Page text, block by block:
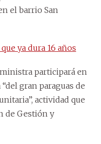
el barrio San
ya dura 16 años
participará en
gran paraguas de
actividad que
de Gestión y